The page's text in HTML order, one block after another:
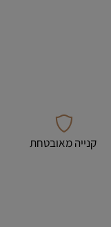
קנייה מאובטחת